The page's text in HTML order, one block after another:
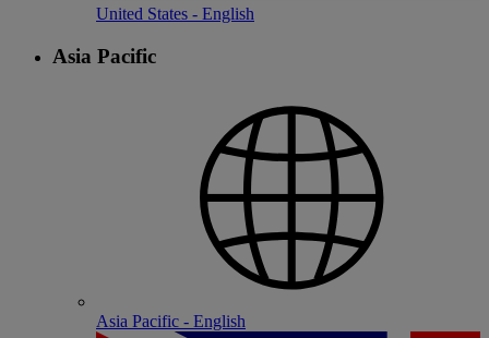
United States - English
Asia Pacific
Asia Pacific - English